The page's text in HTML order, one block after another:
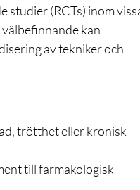
(RCTs) inom
kan
av tekniker och
trötthet eller kronisk
till farmakologisk